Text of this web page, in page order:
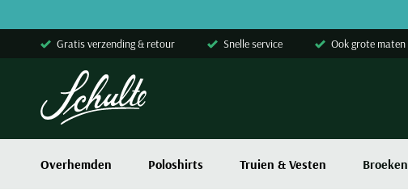
Gratis verzending & retour Snelle service Ook grote maten
Overhemden Poloshirts Truien & Vesten Broeken